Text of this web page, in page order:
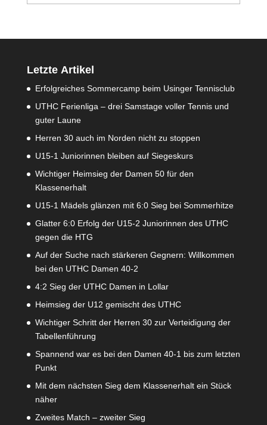
Letzte Artikel
Erfolgreiches Sommercamp beim Usinger Tennisclub
UTHC Ferienliga – drei Samstage voller Tennis und
guter Laune
Herren 30 auch im Norden nicht zu stoppen
U15-1 Juniorinnen bleiben auf Siegeskurs
Wichtiger Heimsieg der Damen 50 für den
Klassenerhalt
U15-1 Mädels glänzen mit 6:0 Sieg bei Sommerhitze
Glatter 6:0 Erfolg der U15-2 Juniorinnen des UTHC
gegen die HTG
Auf der Suche nach stärkeren Gegnern: Willkommen
bei den UTHC Damen 40-2
4:2 Sieg der UTHC Damen in Lollar
Heimsieg der U12 gemischt des UTHC
Wichtiger Schritt der Herren 30 zur Verteidigung der
Tabellenführung
Spannend war es bei den Damen 40-1 bis zum letzten
Punkt
Mit dem nächsten Sieg dem Klassenerhalt ein Stück
näher
Zweites Match – zweiter Sieg